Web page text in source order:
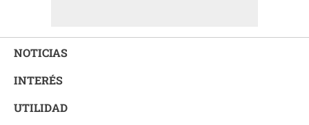
NOTICIAS
INTERÉS
UTILIDAD